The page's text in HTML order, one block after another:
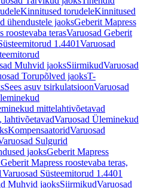
Kinnitused torudeleKinnitused
ühendustele jaoksGeberit Mapress
roostevaba terasVaruosad Geberit
1.4401Varuosad
Muhvid jaoksSiirmikudVaruosad
Torupõlved jaoksT-
Sees asuv tsirkulatsioonVaruosad
mittelahtivõetavad
lahtivõetavadVaruosad Üleminekud
KompensaatoridVaruosad
Sulgurid
jaoksGeberit Mapress
Mapress roostevaba teras,
Varuosad Süsteemitorud 1.4401
Muhvid jaoksSiirmikudVaruosad